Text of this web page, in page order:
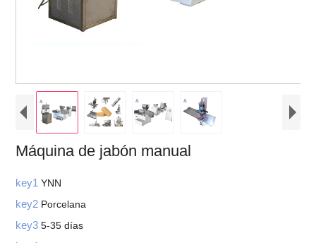
Máquina de jabón manual
key1YNN
key2 Porcelana
key35-35 días